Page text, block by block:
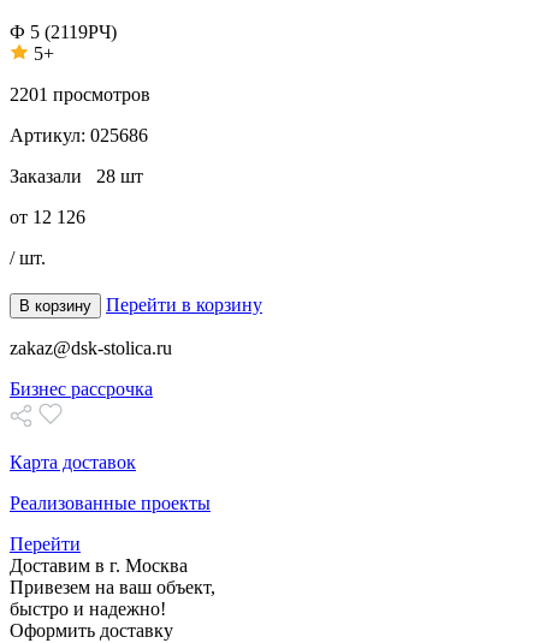
Ф 5 (2119РЧ)
5+
2201 просмотров
Артикул: 025686
Заказали 28 шт
от 12 126
/ шт.
В корзину Перейти в корзину
zakaz@dsk-stolica.ru
Бизнес рассрочка
Карта доставок
Реализованные проекты
Перейти
Доставим в г. Москва
Привезем на ваш объект,
быстро и надежно!
Оформить доставку